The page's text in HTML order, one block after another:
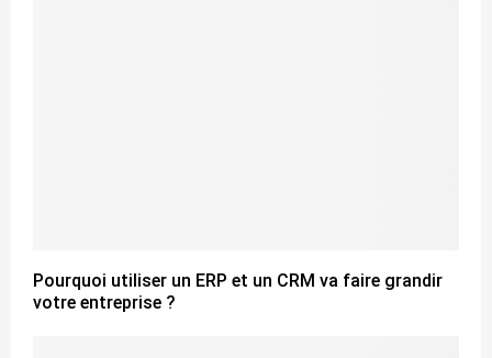
Pourquoi utiliser un ERP et un CRM va faire grandir
votre entreprise ?